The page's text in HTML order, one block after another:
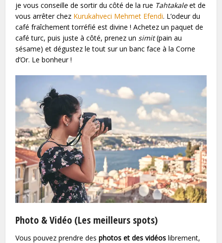
je vous conseille de sortir du côté de la rue Tahtakaleet de
vous arrêter chez Kurukahveci Mehmet Efendi. L’odeur du
café fraîchement torréfié est divine ! Achetez un paquet de
café turc, puis juste à côté, prenez unsimit(pain au
sésame) et dégustez le tout sur un banc face à la Corne
d’Or. Le bonheur !
Photo & Vidéo (Les meilleurs spots)
Vous pouvez prendre desphotos et des vidéos librement,